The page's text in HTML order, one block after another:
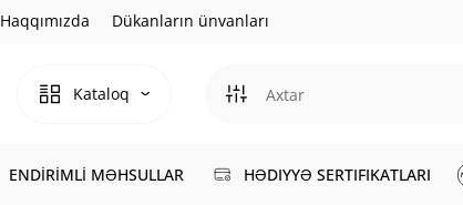
Haqqımızda Dükanların ünvanları
Kataloq
ENDİRİMLİ MƏHSULLAR HƏDIYYƏ SERTIFIKATLARI